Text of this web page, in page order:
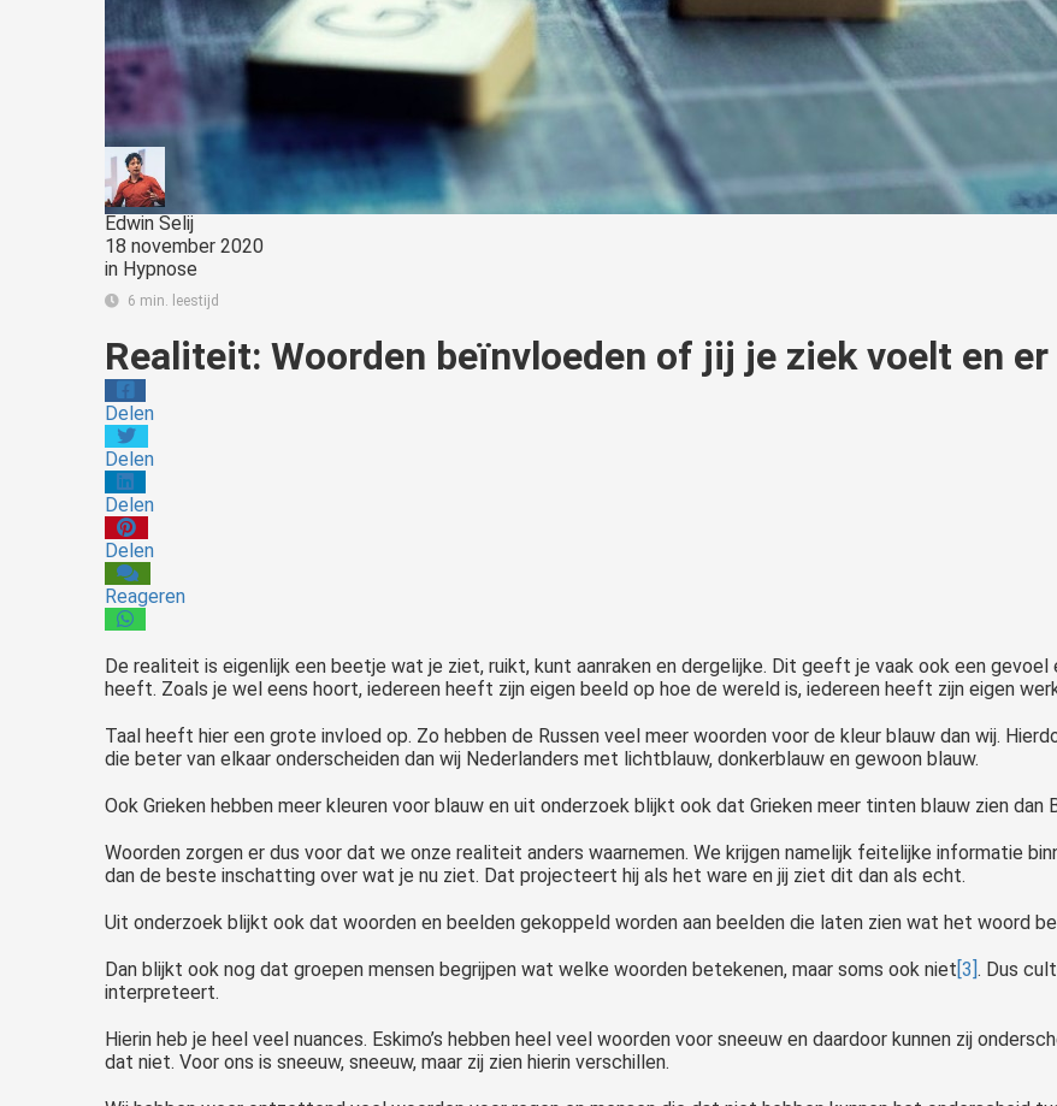
Edwin Selij
18 november 2020
in Hypnose
6 min. leestijd
Realiteit: Woorden beïnvloeden of jij je ziek voelt en
Delen
Delen
Delen
Delen
Reageren
De realiteit is eigenlijk een beetje wat je ziet, ruikt, kunt aanraken en dergelijke. Dit geeft je vaak ook een
heeft. Zoals je wel eens hoort, iedereen heeft zijn eigen beeld op hoe de wereld is, iedereen heeft zijn eigen
Taal heeft hier een grote invloed op. Zo hebben de Russen veel meer woorden voor de kleur blauw dan wij.
die beter van elkaar onderscheiden dan wij Nederlanders met lichtblauw, donkerblauw en gewoon blauw.
Ook Grieken hebben meer kleuren voor blauw en uit onderzoek blijkt ook dat Grieken meer tinten blauw zien
Woorden zorgen er dus voor dat we onze realiteit anders waarnemen. We krijgen namelijk feitelijke informatie
dan de beste inschatting over wat je nu ziet. Dat projecteert hij als het ware en jij ziet dit dan als echt.
Uit onderzoek blijkt ook dat woorden en beelden gekoppeld worden aan beelden die laten zien wat het woord
Dan blijkt ook nog dat groepen mensen begrijpen wat welke woorden betekenen, maar soms ook niet[3]. Dus
interpreteert.
Hierin heb je heel veel nuances. Eskimo’s hebben heel veel woorden voor sneeuw en daardoor kunnen zij
dat niet. Voor ons is sneeuw, sneeuw, maar zij zien hierin verschillen.